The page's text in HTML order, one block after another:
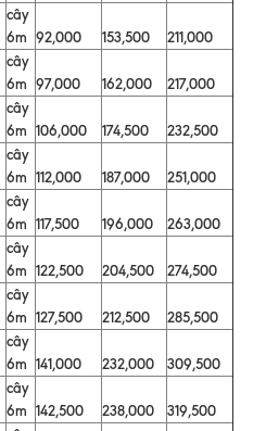
cây
6m 92,000 153,500
211,000
cây
6m 97,000 162,000
217,000
cây
6m 106,000 174,500
232,500
cây
6m 112,000 187,000
251,000
cây
6m 117,500 196,000
263,000
cây
6m 122,500 204,500
274,500
cây
6m 127,500 212,500
285,500
cây
6m 141,000 232,000
309,500
cây
6m 142,500 238,000
319,500